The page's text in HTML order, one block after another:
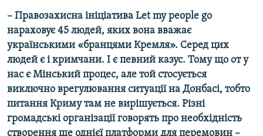
– Правозахисна ініціатива Let my people go
нараховує 45 людей, яких вона вважає
українськими «бранцями Кремля». Серед цих
людей є і кримчани. І є певний казус. Тому що от у
нас є Мінський процес, але той стосується
виключно врегулювання ситуації на Донбасі, тобто
питання Криму там не вирішується. Різні
громадські організації говорять про необхідність
створення ще однієї платформи для перемовин –